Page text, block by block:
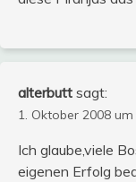
alterbutt sagt:
1. Oktober 2008
Ich glaube,viele
eigenen Erfolg